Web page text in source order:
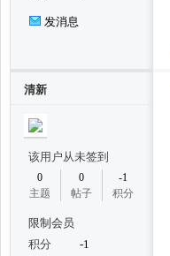
发消息
清新
该用户从未签到
0
主题
0
帖子
-1
积分
限制会员
积分
-1